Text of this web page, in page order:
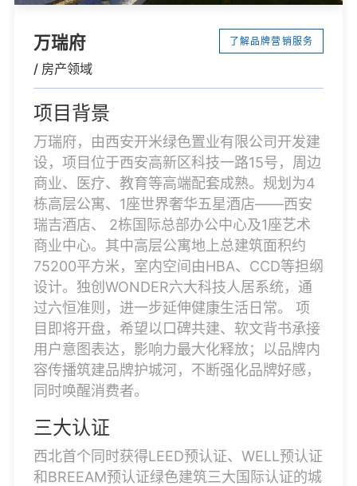
万瑞府
/ 房产领域
了解品牌营销服务
项目背景
万瑞府，由西安开米绿色置业有限公司开发建
设，项目位于西安高新区科技一路15号，周边
商业、医疗、教育等高端配套成熟。规划为4
栋高层公寓、1座世界奢华五星酒店——西安
瑞吉酒店、 2栋国际总部办公中心及1座艺术
商业中心。其中高层公寓地上总建筑面积约
75200平方米，室内空间由HBA、CCD等担纲
设计。独创WONDER六大科技人居系统，通
过六恒准则，进一步延伸健康生活日常。 项
目即将开盘，希望以口碑共建、软文背书承接
用户意图表达，影响力最大化释放；以品牌内
容传播筑建品牌护城河，不断强化品牌好感，
同时唤醒消费者。
三大认证
西北首个同时获得LEED预认证、WELL预认证
和BREEAM预认证绿色建筑三大国际认证的城